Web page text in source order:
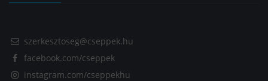
szerkesztoseg@cseppek.hu
facebook.com/cseppek
instagram.com/cseppekhu